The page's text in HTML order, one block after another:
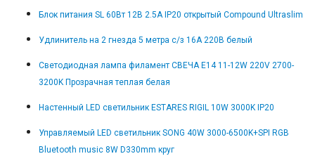
Блок питания SL 60Вт 12В 2.5А IP20 открытый Compound Ultraslim
Удлинитель на 2 гнезда 5 метра с/з 16А 220В белый
Светодиодная лампа филамент СВЕЧА E14 11-12W 220V 2700-
3200K Прозрачная теплая белая
Настенный LED светильник ESTARES RIGIL 10W 3000K IP20
Управляемый LED светильник SONG 40W 3000-6500K+SPI RGB
Bluetooth music 8W D330mm круг